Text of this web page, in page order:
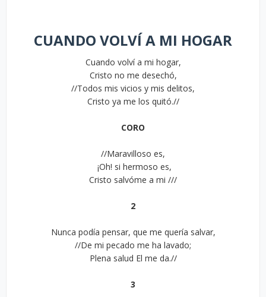
CUANDO VOLVÍ A MI HOGAR
Cuando volví a mi hogar,
Cristo no me desechó,
//Todos mis vicios y mis delitos,
Cristo ya me los quitó.//
CORO
//Maravilloso es,
¡Oh! si hermoso es,
Cristo salvóme a mi ///
2
Nunca podía pensar, que me quería salvar,
//De mi pecado me ha lavado;
Plena salud El me da.//
3